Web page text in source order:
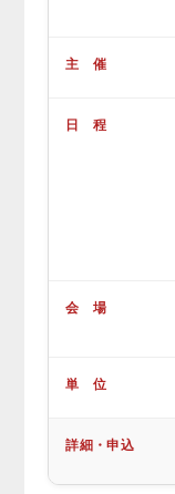
主 催
日 程
会 場
単 位
詳細・申込